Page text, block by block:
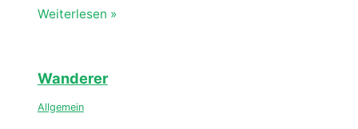
Weiterlesen »
Wanderer
Allgemein